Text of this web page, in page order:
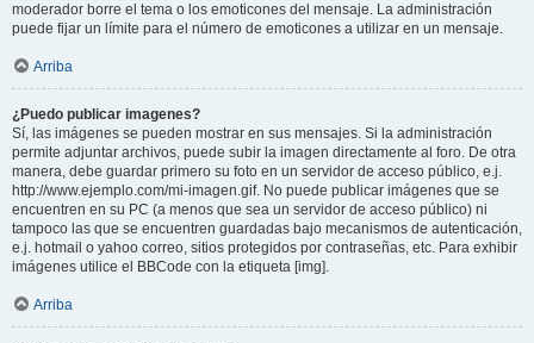
moderador borre el tema o los emoticones del mensaje. La administración
puede fijar un límite para el número de emoticones a utilizar en un mensaje.
Arriba
¿Puedo publicar imagenes?
Sí, las imágenes se pueden mostrar en sus mensajes. Si la administración
permite adjuntar archivos, puede subir la imagen directamente al foro. De otra
manera, debe guardar primero su foto en un servidor de acceso público, e.j.
http://www.ejemplo.com/mi-imagen.gif. No puede publicar imágenes que se
encuentren en su PC (a menos que sea un servidor de acceso público) ni
tampoco las que se encuentren guardadas bajo mecanismos de autenticación,
e.j. hotmail o yahoo correo, sitios protegidos por contraseñas, etc. Para exhibir
imágenes utilice el BBCode con la etiqueta [img].
Arriba